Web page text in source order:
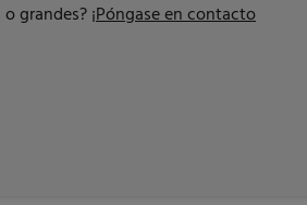
grandes?¡Póngase en contacto